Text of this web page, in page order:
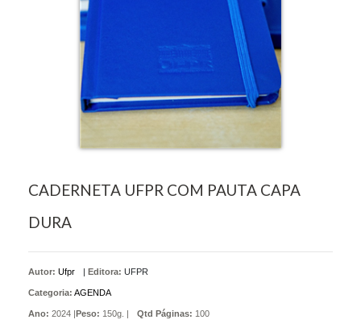
CADERNETA UFPR COM PAUTA CAPA
DURA
Autor: Ufpr Editora: UFPR
Categoria: AGENDA
Ano: 2024 | Peso: 150g. | Qtd Páginas: 100